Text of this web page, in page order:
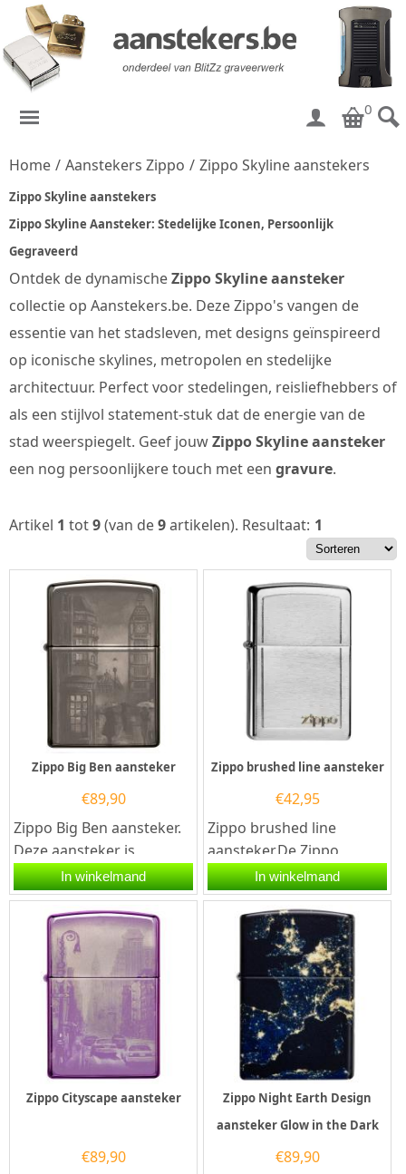
0
Home / Aanstekers Zippo / Zippo Skyline aanstekers
Zippo Skyline aanstekers
Zippo Skyline Aansteker: Stedelijke Iconen, Persoonlijk
Gegraveerd
Ontdek de dynamischeZippo Skyline aansteker
collectie op Aanstekers.be. Deze Zippo's vangen de
essentie van het stadsleven, met designs geïnspireerd
op iconische skylines, metropolen en stedelijke
architectuur. Perfect voor stedelingen, reisliefhebbers of
als een stijlvol statement-stuk dat de energie van de
stad weerspiegelt. Geef jouwZippo Skyline aansteker
een nog persoonlijkere touch met een gravure.
Artikel 1 tot9(van de9artikelen). Resultaat: 1
Zippo Big Ben aansteker
€89,90
Zippo Big Ben aansteker.
Deze aansteker is
geïnspireerd door
de iconische skyline van...
In winkelmand
Zippo brushed line aansteker
€42,95
Zippo brushed line
aansteker.De Zippo
brushed line aansteker
heeft een brushed
chrome afwerking met...
In winkelmand
Zippo Cityscape aansteker
€89,90
Zippo Night Earth Design
aansteker Glow in the Dark
€89,90